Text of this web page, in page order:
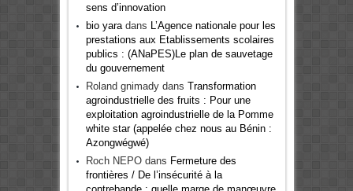
sens d’innovation
bio yaradans
L’Agence nationale pour les
prestations aux Etablissements scolaires
publics : (ANaPES)Le plan de sauvetage
du gouvernement
Roland gnimadydans Transformation
agroindustrielle des fruits : Pour une
exploitation agroindustrielle de la Pomme
white star (appelée chez nous au Bénin :
Azongwégwé)
Roch NEPOdans Fermeture des
frontières / De l’insécurité à la